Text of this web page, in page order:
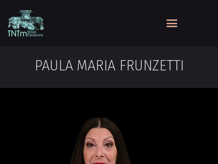
PAULA MARIA FRUNZETTI